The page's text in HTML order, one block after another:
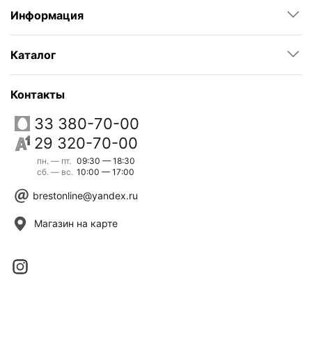
Информация
Каталог
Контакты
33 380-70-00
29 320-70-00
пн. — пт.
сб. — вс.
09:30 — 18:30
10:00 — 17:00
brestonline@yandex.ru
Магазин на карте